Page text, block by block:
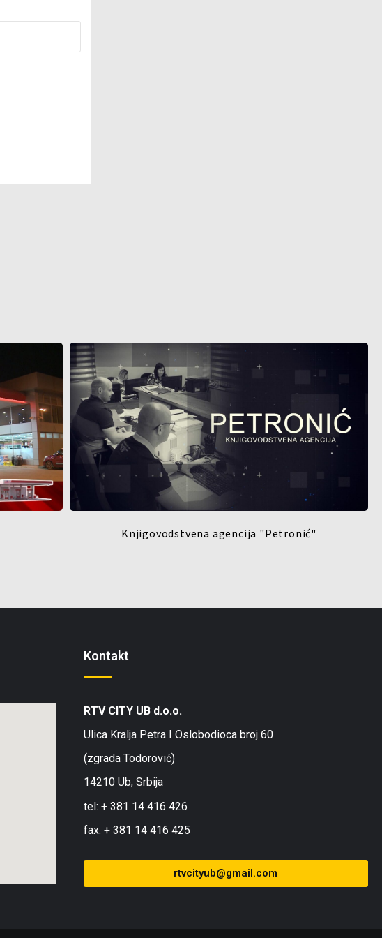
Knjigovodstvena agencija "Petronić"
Kontakt
RTV CITY UB d.o.o.
Ulica Kralja Petra I Oslobodioca broj 60
(zgrada Todorović)
14210 Ub, Srbija
tel: + 381 14 416 426
fax: + 381 14 416 425
rtvcityub@gmail.com